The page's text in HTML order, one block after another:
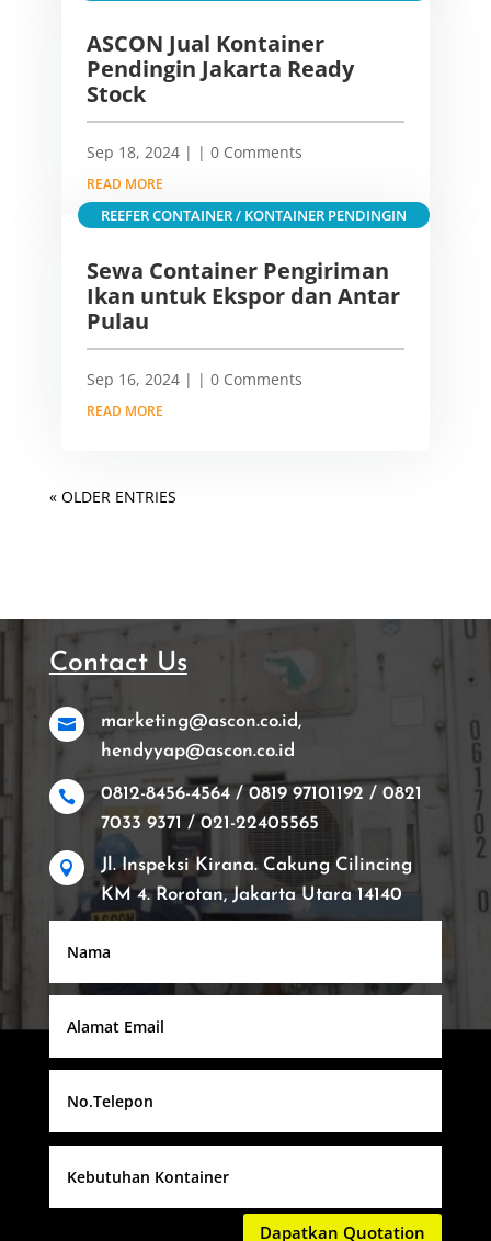
ASCON Jual Kontainer
Pendingin Jakarta Ready
Stock
Sep 18, 2024| | 0 Comments
READ MORE
Sewa Container Pengiriman
Ikan untuk Ekspor dan Antar
Pulau
Sep 16, 2024|
REEFER CONTAINER / KONTAINER PENDINGIN
| 0 Comments
READ MORE
« OLDER ENTRIES
Contact Us

marketing@ascon.co.id,
hendyyap@ascon.co.id

0812-8456-4564 / 0819 97101192 / 0821
7033 9371 / 021-22405565

Jl. Inspeksi Kirana. Cakung Cilincing
KM 4. Rorotan, Jakarta Utara 14140
Dapatkan Quotation